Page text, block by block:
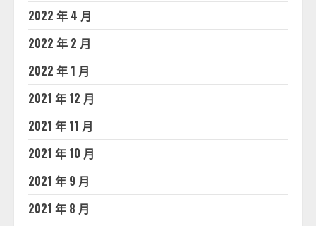
2022 年 4 月
2022 年 2 月
2022 年 1 月
2021 年 12 月
2021 年 11 月
2021 年 10 月
2021 年 9 月
2021 年 8 月